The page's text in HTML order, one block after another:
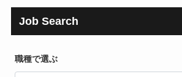
Job Search
職種で選ぶ